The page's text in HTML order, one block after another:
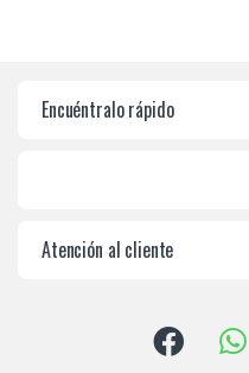
Encuéntralo rápido
Atención al cliente